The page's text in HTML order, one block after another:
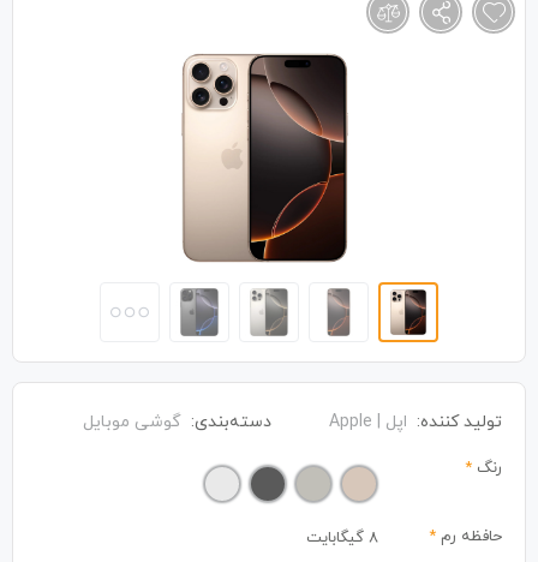
تولید کننده: اپل | Apple دسته‌بندی: گوشی موبایل
رنگ *
حافظه رم *
8 گیگابایت